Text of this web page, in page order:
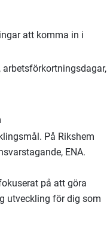
att komma in i
På Rikshem
ENA.
på att göra
utveckling för dig som